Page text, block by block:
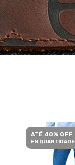
ATÉ 40% OFF
EM QUANTIDADE